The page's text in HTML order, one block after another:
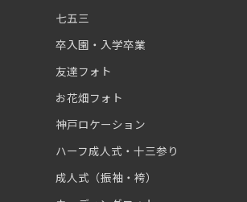
七五三
卒入園・入学卒業
友達フォト
お花畑フォト
神戸ロケーション
ハーフ成人式・十三参り
成人式（振袖・袴）